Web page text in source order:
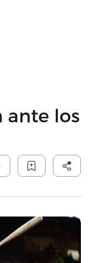
ante los